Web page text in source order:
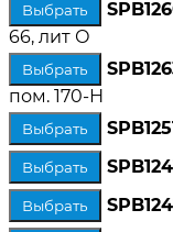
Выбрать
66, лит О
Выбрать
пом. 170-Н
Выбрать
Выбрать
Выбрать